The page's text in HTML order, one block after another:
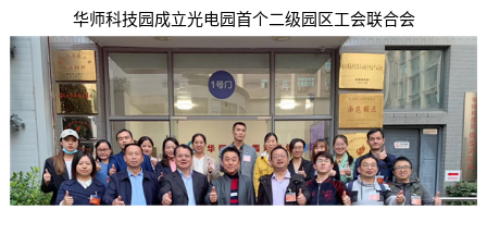
华师科技园成立光电园首个二级园区工会联合会